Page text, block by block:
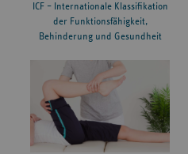
ICF – Internationale Klassifikation
der Funktionsfähigkeit,
Behinderung und Gesundheit